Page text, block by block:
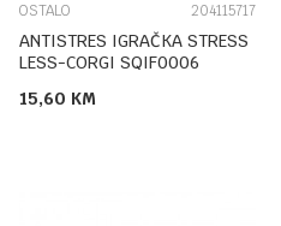
OSTALO 204115717
ANTISTRES IGRAČKA STRESS
LESS-CORGI SQIF0006
15,60 KM